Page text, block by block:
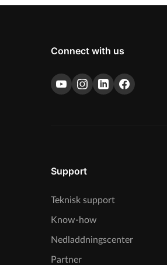
Connect with us
Support
Teknisk support
Know-how
Nedladdningscenter
Partner